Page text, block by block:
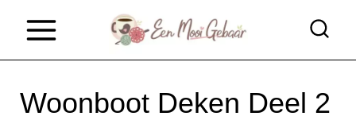
Woonboot Deken Deel 2